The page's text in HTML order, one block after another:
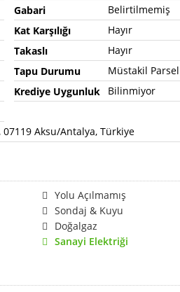
Gabari
Belirtilmemiş
Kat Karşılığı
Hayır
Takaslı
Hayır
Tapu Durumu
Müstakil Parsel
Krediye Uygunluk
Bilinmiyor
Aksu/Antalya, Türkiye
Yolu Açılmamış
Sondaj & Kuyu
Doğalgaz
Sanayi Elektriği